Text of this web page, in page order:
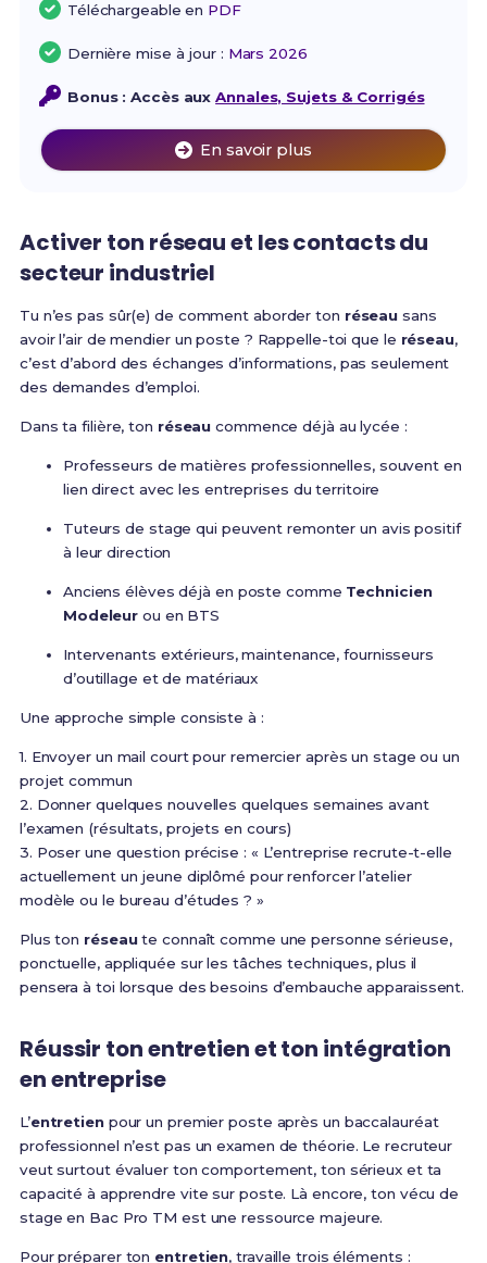
Téléchargeable en PDF
Dernière mise à jour : Mars 2026
Bonus : Accès auxAnnales, Sujets & Corrigés
En savoir plus
Activer ton réseau et les contacts du
secteur industriel
Tu n’es pas sûr(e) de comment aborder ton réseau sans
avoir l’air de mendier un poste ? Rappelle-toi que le réseau,
c’est d’abord des échanges d’informations, pas seulement
des demandes d’emploi.
Dans ta filière, ton réseau commence déjà au lycée :
Professeurs de matières professionnelles, souvent en
lien direct avec les entreprises du territoire
Tuteurs de stage qui peuvent remonter un avis positif
à leur direction
Anciens élèves déjà en poste comme Technicien
Modeleur ou en BTS
Intervenants extérieurs, maintenance, fournisseurs
d’outillage et de matériaux
Une approche simple consiste à :
1. Envoyer un mail court pour remercier après un stage ou un
projet commun
2. Donner quelques nouvelles quelques semaines avant
l’examen (résultats, projets en cours)
3. Poser une question précise : « L’entreprise recrute-t-elle
actuellement un jeune diplômé pour renforcer l’atelier
modèle ou le bureau d’études ? »
Plus ton réseaute connaît comme une personne sérieuse,
ponctuelle, appliquée sur les tâches techniques, plus il
pensera à toi lorsque des besoins d’embauche apparaissent.
Réussir ton entretien et ton intégration
en entreprise
L’entretienpour un premier poste après un baccalauréat
professionnel n’est pas un examen de théorie. Le recruteur
veut surtout évaluer ton comportement, ton sérieux et ta
capacité à apprendre vite sur poste. Là encore, ton vécu de
stage en Bac Pro TM est une ressource majeure.
Pour préparer ton entretien, travaille trois éléments :